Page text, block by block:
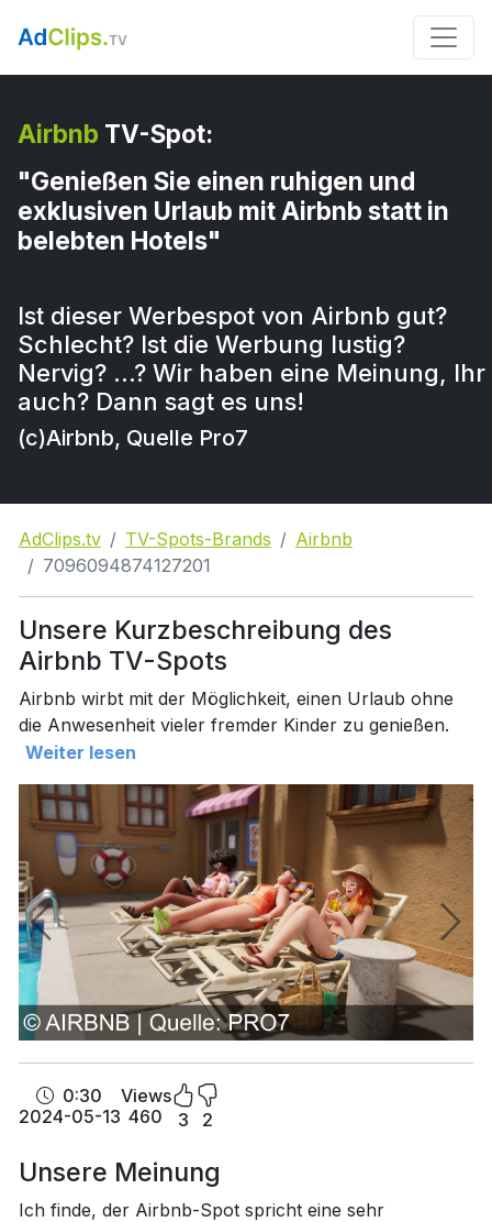
Airbnb TV-Spot:
"Genießen Sie einen ruhigen und
exklusiven Urlaub mit Airbnb statt in
belebten Hotels"
Ist dieser Werbespot von Airbnb gut?
Schlecht? Ist die Werbung lustig?
Nervig? …? Wir haben eine Meinung, Ihr
auch? Dann sagt es uns!
(c)Airbnb, Quelle Pro7
AdClips.tv TV-Spots-Brands
Airbnb
7096094874127201
Unsere Kurzbeschreibung des
Airbnb TV-Spots
Airbnb wirbt mit der Möglichkeit, einen Urlaub ohne
die Anwesenheit vieler fremder Kinder zu genießen.
Weiter lesen
0:30
2024-05-13
Views
460
3 2
Unsere Meinung
Ich finde, der Airbnb-Spot spricht eine sehr